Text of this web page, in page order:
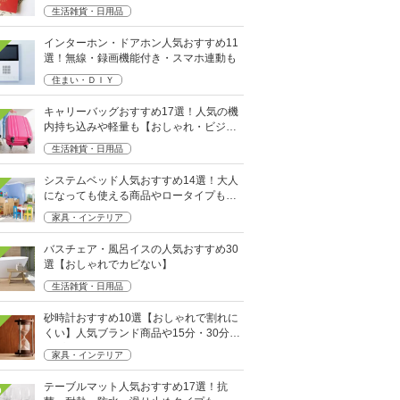
など
生活雑貨・日用品
インターホン・ドアホン人気おすすめ11
選！無線・録画機能付き・スマホ連動も
住まい・ＤＩＹ
キャリーバッグおすすめ17選！人気の機
内持ち込みや軽量も【おしゃれ・ビジネ
ス用】
生活雑貨・日用品
システムベッド人気おすすめ14選！大人
になっても使える商品やロータイプも紹
介
家具・インテリア
バスチェア・風呂イスの人気おすすめ30
選【おしゃれでカビない】
生活雑貨・日用品
砂時計おすすめ10選【おしゃれで割れに
くい】人気ブランド商品や15分・30分タ
イプも
家具・インテリア
テーブルマット人気おすすめ17選！抗